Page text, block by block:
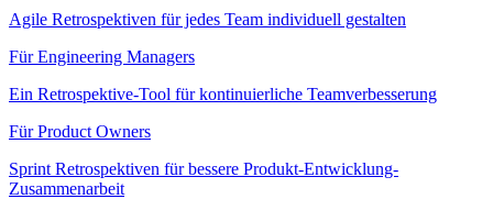
Agile Retrospektiven für jedes Team individuell gestalten
Für Engineering Managers
Ein Retrospektive-Tool für kontinuierliche Teamverbesserung
Für Product Owners
Sprint Retrospektiven für bessere Produkt-Entwicklung-
Zusammenarbeit